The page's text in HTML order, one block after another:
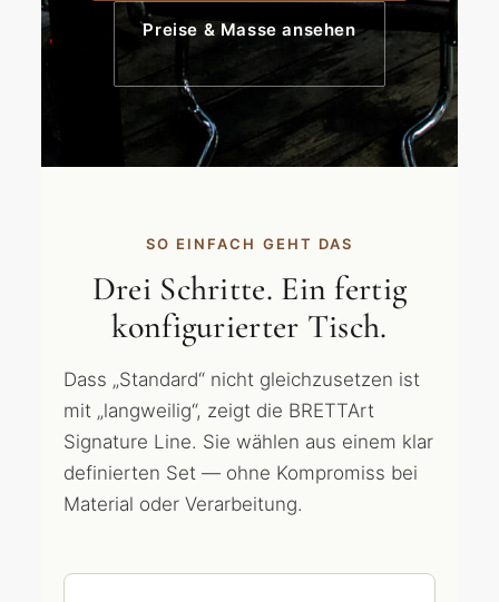
Preise & Masse ansehen
SO EINFACH GEHT DAS
Drei Schritte. Ein fertig
konfigurierter Tisch.
Dass „Standard“ nicht gleichzusetzen ist
mit „langweilig“, zeigt die BRETTArt
Signature Line. Sie wählen aus einem klar
definierten Set — ohne Kompromiss bei
Material oder Verarbeitung.